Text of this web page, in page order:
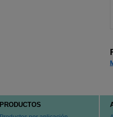
PRODUCTOS